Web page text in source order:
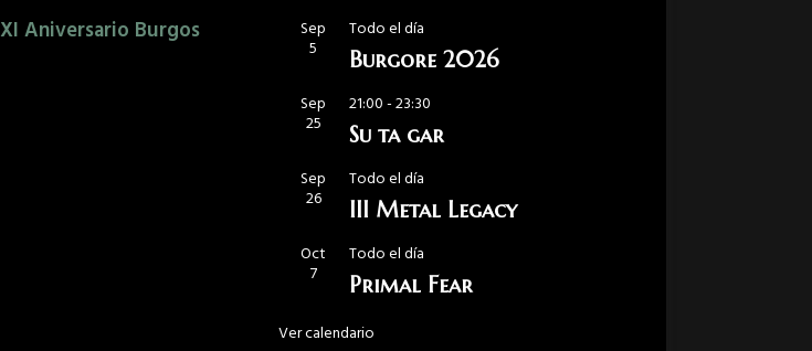
XI Aniversario Burgos
Sep
5
Todo el día
Burgore 2026
Sep
25
21:00-23:30
Su ta gar
Sep
26
Todo el día
III Metal Legacy
Oct
7
Todo el día
Primal Fear
Ver calendario